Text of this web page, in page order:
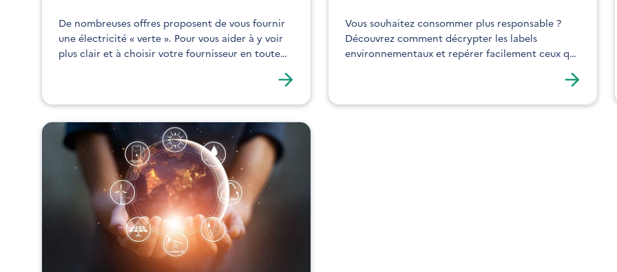
De nombreuses offres proposent de vous fournir
une électricité « verte ». Pour vous aider à y voir
plus clair et à choisir votre fournisseur en toute
Vous souhaitez consommer plus responsable ?
Découvrez comment décrypter les labels
environnementaux et repérer facilement ceux qui